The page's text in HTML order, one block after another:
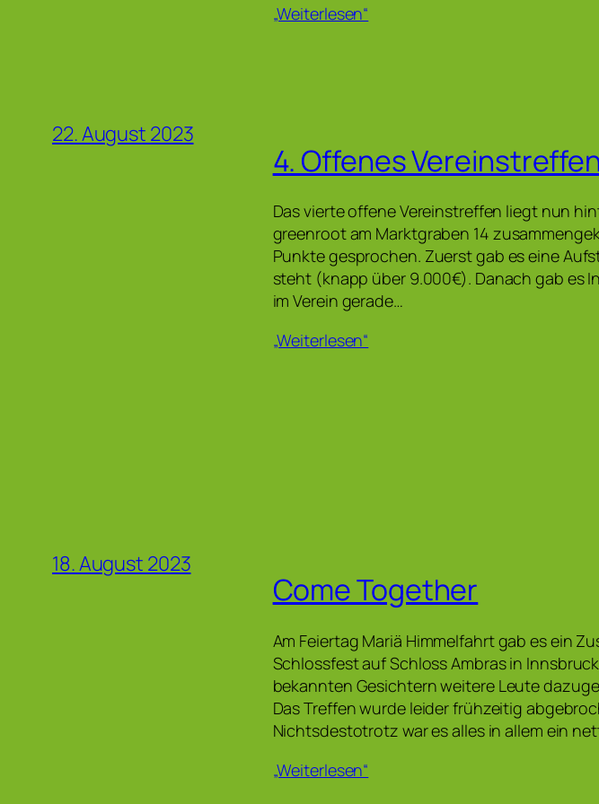
„Weiterlesen“
22. August 2023
4. Offenes Vereinstreffen
Das vierte offene Vereinstreffen liegt nun
greenroot am Marktgraben 14
Punkte gesprochen. Zuerst gab es eine
steht (knapp über 9.000€). Danach gab es
im Verein gerade…
„Weiterlesen“
18. August 2023
Come Together
Am Feiertag Mariä Himmelfahrt gab es ein
Schlossfest auf Schloss Ambras in
bekannten Gesichtern weitere Leute
Das Treffen wurde leider frühzeitig
Nichtsdestotrotz war es alles in allem ein
„Weiterlesen“